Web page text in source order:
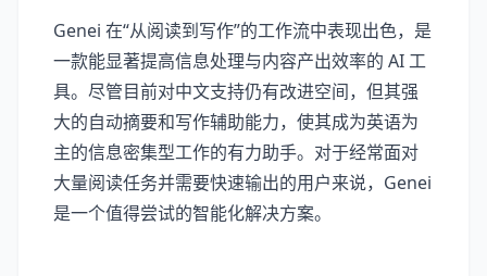
Genei 在“从阅读到写作”的工作流中表现出色，是
一款能显著提高信息处理与内容产出效率的 AI 工
具。尽管目前对中文支持仍有改进空间，但其强
大的自动摘要和写作辅助能力，使其成为英语为
主的信息密集型工作的有力助手。对于经常面对
大量阅读任务并需要快速输出的用户来说，Genei
是一个值得尝试的智能化解决方案。